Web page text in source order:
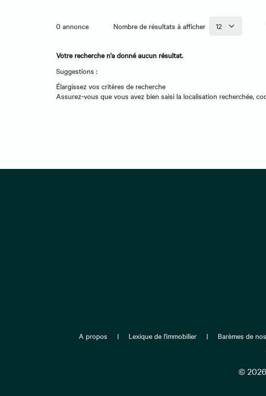
0 annonce Nombre de résultats à afficher
Votre recherche n'a donné aucun résultat.
Suggestions :
Élargissez vos critères de recherche
Assurez-vous que vous avez bien saisi la localisation recherchée,
A propos Lexique de l'immobilier Barèmes de
©